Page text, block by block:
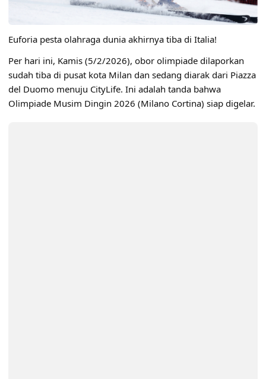
Euforia pesta olahraga dunia akhirnya tiba di Italia!
Per hari ini, Kamis (5/2/2026), obor olimpiade dilaporkan
sudah tiba di pusat kota Milan dan sedang diarak dari Piazza
del Duomo menuju CityLife. Ini adalah tanda bahwa
Olimpiade Musim Dingin 2026 (Milano Cortina) siap digelar.